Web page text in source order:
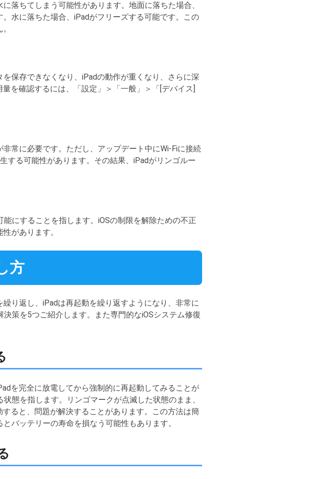
落ちてしまう可能性があります。地面に落ちた場合、
水に落ちた場合、iPadがフリーズする可能です。この
保存できなくなり、iPadの動作が重くなり、さらに深
を確認するには、「設定」＞「一般」＞「[デバイス]
常に必要です。ただし、アップデート中にWi-Fiに接続
する可能性があります。その結果、iPadがリンゴルー
にすることを指します。iOSの制限を解除ための不正
があります。
方
り返し、iPadは再起動を繰り返すようになり、非常に
策を5つご紹介します。また専門的なiOSシステム修復
を完全に放電してから強制的に再起動してみることが
態を指します。リンゴマークが点滅した状態のまま、
ると、問題が解決することがあります。この方法は簡
バッテリーの寿命を損なう可能性もあります。